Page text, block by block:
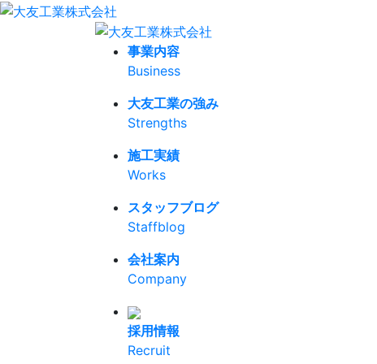
事業内容
Business
大友工業の強み
Strengths
施工実績
Works
スタッフブログ
Staffblog
会社案内
Company
採用情報
Recruit